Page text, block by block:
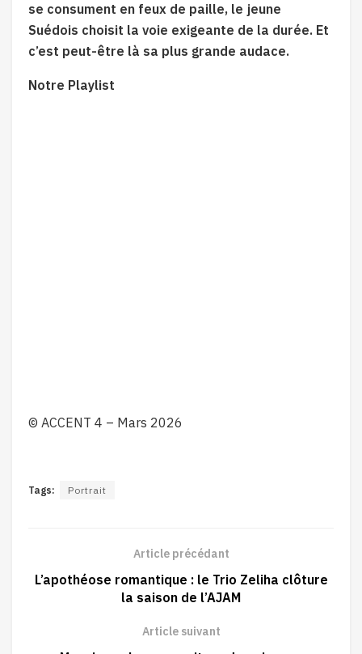
se consument en feux de paille, le jeune
Suédois choisit la voie exigeante de la durée. Et
c’est peut-être là sa plus grande audace.
Notre Playlist
© ACCENT 4 – Mars 2026
Tags: Portrait
Article précédant
L’apothéose romantique : le Trio Zeliha clôture
la saison de l’AJAM
Article suivant